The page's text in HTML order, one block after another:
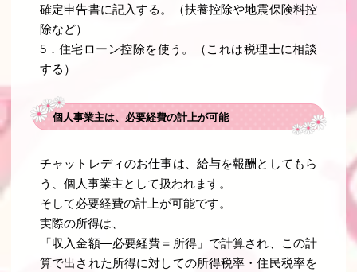
確定申告書に記入する。（扶養控除や地震保険料控
除など）
5．住宅ローン控除を使う。（これは税理士に相談
する）
個人事業主は、必要経費の計上が可能
チャットレディのお仕事は、給与を報酬としてもら
う、個人事業主として扱われます。
そして必要経費の計上が可能です。
実際の所得は、
「収入金額―必要経費＝所得」で計算され、この計
算で出された所得に対しての所得税率・住民税率を